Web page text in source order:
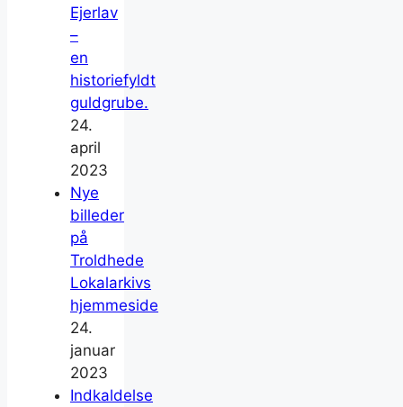
Ejerlav
–
en
historiefyldt
guldgrube.
24.
april
2023
Nye
billeder
på
Troldhede
Lokalarkivs
hjemmeside
24.
januar
2023
Indkaldelse